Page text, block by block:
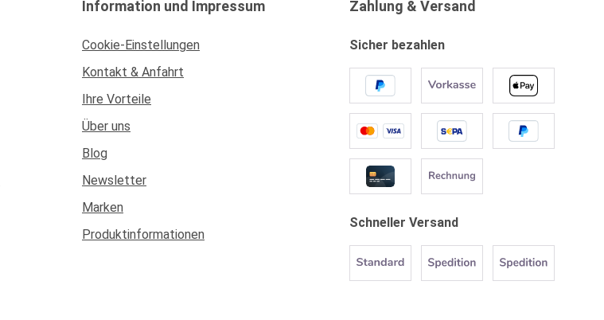
Information und Impressum
Cookie-Einstellungen
Kontakt & Anfahrt
Ihre Vorteile
Über uns
Blog
Newsletter
Marken
Produktinformationen
Zahlung & Versand
Sicher bezahlen
Schneller Versand